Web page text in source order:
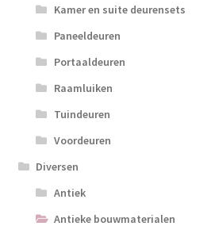
Kamer en suite deurensets
Paneeldeuren
Portaaldeuren
Raamluiken
Tuindeuren
Voordeuren
Diversen
Antiek
Antieke bouwmaterialen